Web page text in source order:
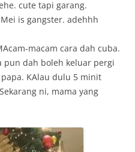
cute tapi garang.
is gangster. adehhh
macam cara dah cuba.
pun dah boleh keluar pergi
KAlau dulu 5 minit
ni, mama yang